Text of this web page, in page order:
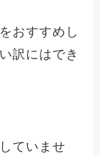
おすすめし
訳にはでき
ていませ